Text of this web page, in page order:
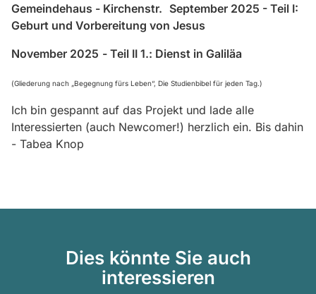
Gemeindehaus - Kirchenstr. September 2025 - Teil I:
Geburt und Vorbereitung von Jesus
November 2025 - Teil II 1.: Dienst in Galiläa
(Gliederung nach „Begegnung fürs Leben“, Die Studienbibel für jeden Tag.)
Ich bin gespannt auf das Projekt und lade alle
Interessierten (auch Newcomer!) herzlich ein. Bis dahin
- Tabea Knop
Dies könnte Sie auch
interessieren